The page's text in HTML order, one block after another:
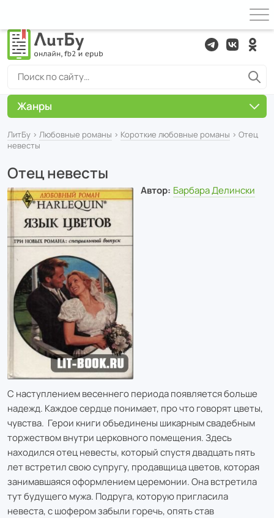
ЛитБу › Любовные романы › Короткие любовные романы › Отец
невесты
Отец невесты
Автор: Барбара Делински
С наступлением весеннего периода появляется больше
надежд. Каждое сердце понимает, про что говорят цветы,
чувства. Герои книги объединены шикарным свадебным
торжеством внутри церковного помещения. Здесь
находился отец невесты, который спустя двадцать пять
лет встретил свою супругу, продавщица цветов, которая
занимавшаяся оформлением церемонии. Она встретила
тут будущего мужа. Подруга, которую пригласила
невеста, с шофером забыли горечь, опять став
Жанры